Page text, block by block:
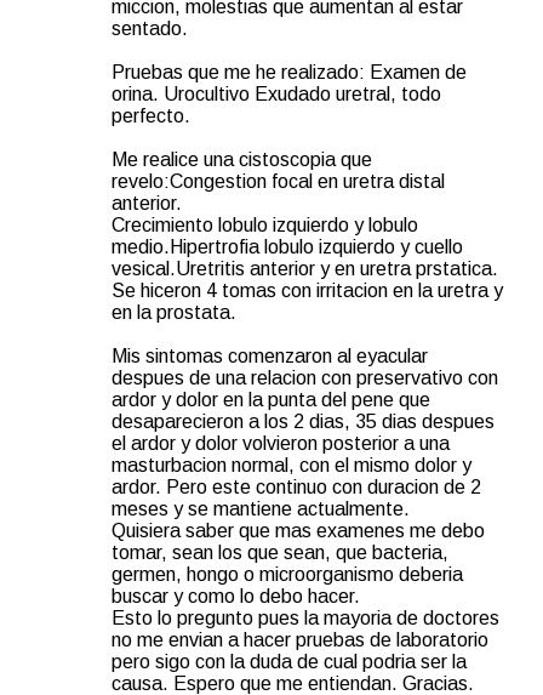
miccion, molestias que aumentan al estar
sentado.
Pruebas que me he realizado: Examen de
orina. Urocultivo Exudado uretral, todo
perfecto.
Me realice una cistoscopia que
revelo:Congestion focal en uretra distal
anterior.
Crecimiento lobulo izquierdo y lobulo
medio.Hipertrofia lobulo izquierdo y cuello
vesical.Uretritis anterior y en uretra prstatica.
Se hiceron 4 tomas con irritacion en la uretra y
en la prostata.
Mis sintomas comenzaron al eyacular
despues de una relacion con preservativo con
ardor y dolor en la punta del pene que
desaparecieron a los 2 dias, 35 dias despues
el ardor y dolor volvieron posterior a una
masturbacion normal, con el mismo dolor y
ardor. Pero este continuo con duracion de 2
meses y se mantiene actualmente.
Quisiera saber que mas examenes me debo
tomar, sean los que sean, que bacteria,
germen, hongo o microorganismo deberia
buscar y como lo debo hacer.
Esto lo pregunto pues la mayoria de doctores
no me envian a hacer pruebas de laboratorio
pero sigo con la duda de cual podria ser la
causa. Espero que me entiendan. Gracias.